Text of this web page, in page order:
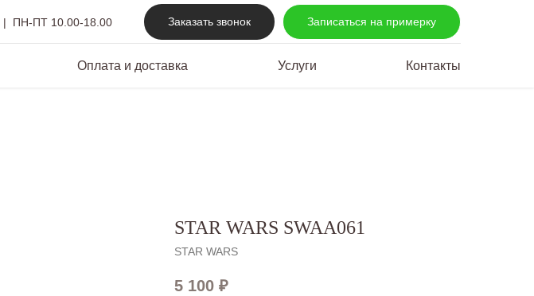
| ПН-ПТ 10.00-18.00 Заказать звонок Записаться на примерку
Оплата и доставка Услуги Контакты
STAR WARS SWAA061
STAR WARS
5 100 ₽